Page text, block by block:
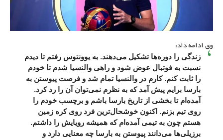
وی ادامه داد:
زندگی را دوره‌ها تشکیل می‌دهند. به یوونتوس رفتم تا دیدم
نسبت به فوتبال عوض شود و راهی والنسیا شدم تا خودم
را ثابت کنم. کارم در والنسیا تمام شد و فرصت پیوستن به
بارسا برایم پیش آمد که به نظرم نمی‌توان آن را رد کرد.
آمده‌ام تا بخشی از تاریخ بارسا باشم و برچسب خودم را
روی تیم بزنم. اکنون خوشحال‌ترین فرد روی کره زمین
هستم چون به تیمی آمده‌ام که همیشه رویایش را داشتم.
برزیلی‌ها می‌دانند پیوستن به بارسا چه معنایی دارد و